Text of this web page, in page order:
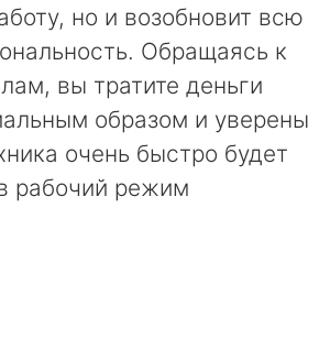
но и возобновит всю
Обращаясь к
вы тратите деньги
образом и уверены
очень быстро будет
рабочий режим